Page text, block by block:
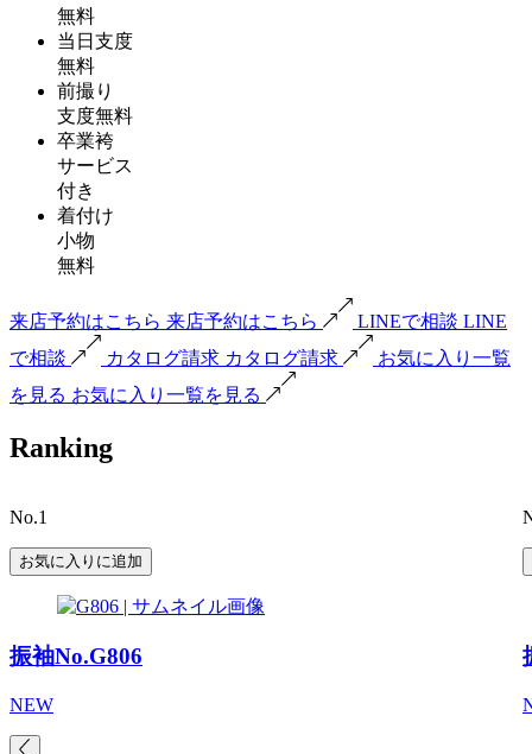
無料
当日支度
無料
前撮り
支度無料
卒業袴
サービス
付き
着付け
小物
無料
来店予約はこちら 来店予約はこちら LINEで相談 LINE
で相談
カタログ請求 カタログ請求
お気に入り一覧
を見る お気に入り一覧を見る
Ranking
No.1
お気に入りに追加
振袖No.G806
NEW